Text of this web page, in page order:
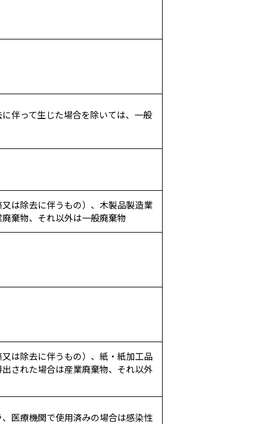
伴って生じた場合を除いては、一般
は除去に伴うもの）、木製品製造業
棄物、それ以外は一般廃棄物
は除去に伴うもの）、紙・紙加工品
された場合は産業廃棄物、それ以外
医療機関で使用済みの場合は感染性